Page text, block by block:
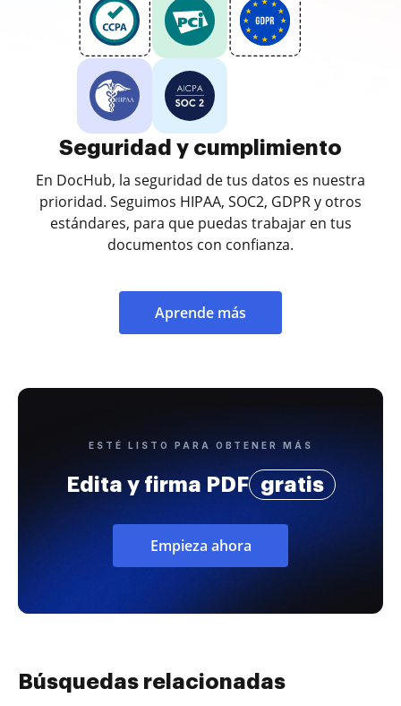
Seguridad y cumplimiento
En DocHub, la seguridad de tus datos es nuestra
prioridad. Seguimos HIPAA, SOC2, GDPR y otros
estándares, para que puedas trabajar en tus
documentos con confianza.
Aprende más
ESTÉ LISTO PARA OBTENER MÁS
Edita y firma PDF gratis
Empieza ahora
Búsquedas relacionadas